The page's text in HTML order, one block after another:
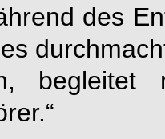
des
begleitet